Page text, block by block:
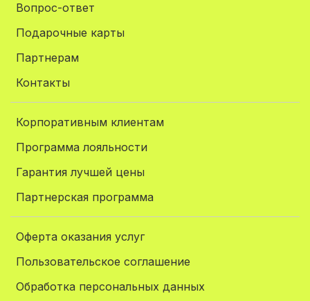
Вопрос-ответ
Подарочные карты
Партнерам
Контакты
Корпоративным клиентам
Программа лояльности
Гарантия лучшей цены
Партнерская программа
Оферта оказания услуг
Пользовательское соглашение
Обработка персональных данных